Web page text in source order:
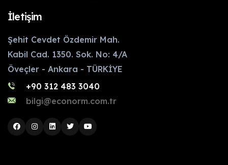
İletişim
Şehit Cevdet Özdemir Mah.
Kabil Cad. 1350. Sok. No: 4/A
Öveçler - Ankara - TÜRKİYE
+90 312 483 3040
bilgi@econorm.com.tr